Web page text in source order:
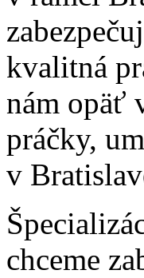
kvalitná
nám opäť
práčky,
v
chceme